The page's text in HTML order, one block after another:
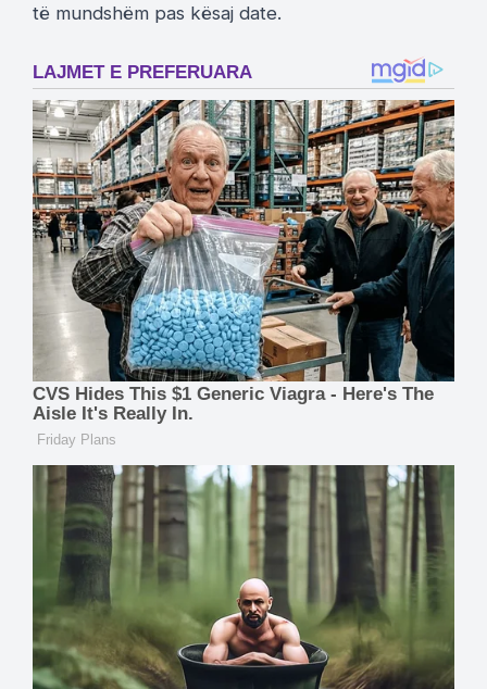
të mundshëm pas kësaj date.